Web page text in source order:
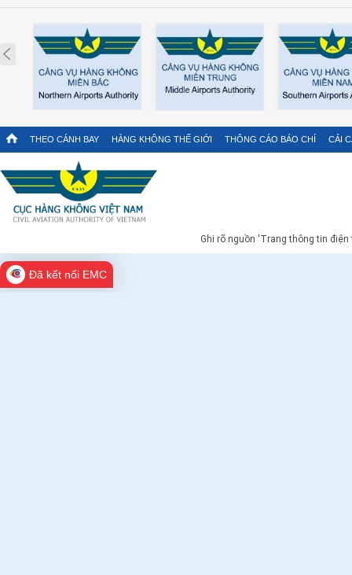
Prev
THEO CÁNH BAY HÀNG KHÔNG THẾ GIỚI THÔNG CÁO BÁO CHÍ CẢI
Ghi rõ nguồn 'Trang thông tin
Đã kết nối EMC